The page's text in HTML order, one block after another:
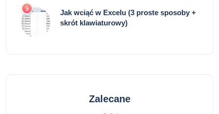
5
Jak wciąć w Excelu (3 proste sposoby +
skrót klawiaturowy)
Zalecane